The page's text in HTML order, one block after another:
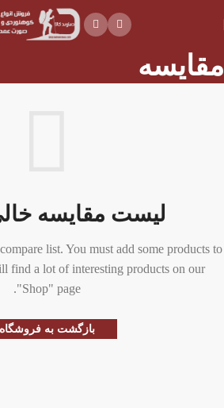
مقایسه
لیست مقایسه
list. You must add some products to
find a lot of interesting products on our
"Shop" page.
بازگشت به فروشگاه